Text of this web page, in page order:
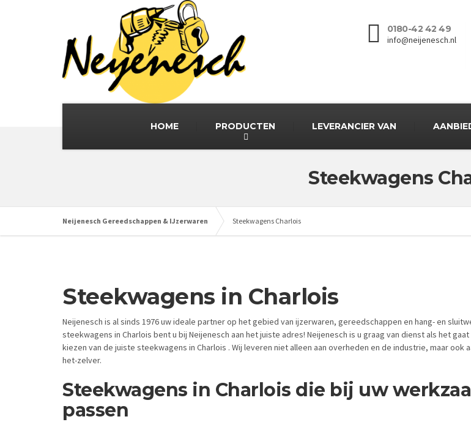
0180-42 42 49
info@neijenesch.nl
HOME PRODUCTEN LEVERANCIER VAN
Steekwagens
Neijenesch Gereedschappen & IJzerwaren Steekwagens Charlois
Steekwagens in Charlois
Neijenesch is al sinds 1976 uw ideale partner op het gebied van ijzerwaren, gereedschappen en hang- en
steekwagens in Charlois bent u bij Neijenesch aan het juiste adres! Neijenesch is u graag van dienst als het
kiezen van de juiste steekwagens in Charlois . Wij leveren niet alleen aan overheden en de industrie, maar ook
het-zelver.
Steekwagens in Charlois die bij uw
passen